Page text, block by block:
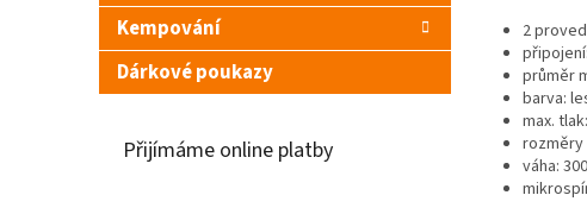
Kempování
Dárkové poukazy
Přijímáme online platby
2
průměr
barva:
max.
rozměry
váha: